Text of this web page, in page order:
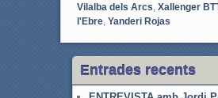
Vilalba dels Arcs Xallenger
l'Ebre, Yanderi Rojas
Entrades recents